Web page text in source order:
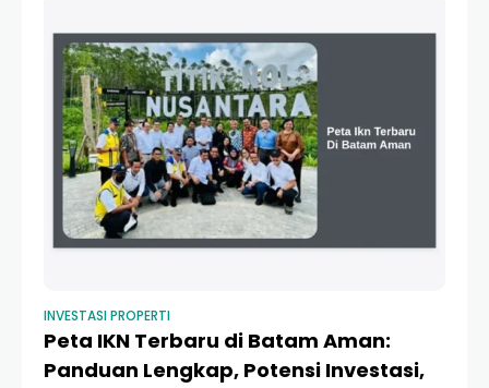
INVESTASI PROPERTI
Peta IKN Terbaru di Batam Aman:
Panduan Lengkap, Potensi Investasi,